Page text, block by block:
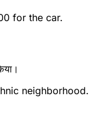
for the car.
neighborhood.